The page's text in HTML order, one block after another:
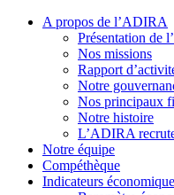
A propos de l’ADIRA
Présentation de
Nos missions
Rapport
Notre
Nos principaux
Notre histoire
L’ADIRA
Notre équipe
Compéthèque
Indicateurs